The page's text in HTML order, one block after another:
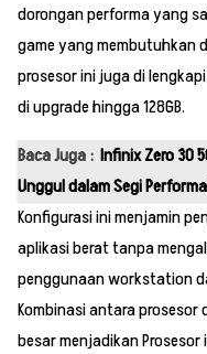
dorongan performa yang
game yang membutuhkan
prosesor ini juga di
di upgrade hingga 128GB.
Baca Juga : Infinix Zero 30
Unggul dalam Segi
Konfigurasi ini menjamin
aplikasi berat tanpa
penggunaan workstation
Kombinasi antara prosesor
besar menjadikan